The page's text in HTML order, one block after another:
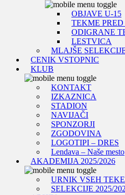
OBJAVE U-15
TEKME
ODIGRANE
LESTVICA
MLAJŠE
CENIK VSTOPNIC
KLUB
KONTAKT
IZKAZNICA
STADION
NAVIJAČI
SPONZORJI
ZGODOVINA
LOGOTIPI – DRES
Lendava – Naše mesto
AKADEMIJA 2025/2026
URNIK VSEH
SELEKCIJE 2025/